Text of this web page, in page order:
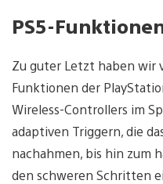
PS5-
Zu guter Letzt haben wir
Funktionen der
Wireless-Controllers im
adaptiven Triggern, die
nachahmen, bis hin zum
den schweren Schritten